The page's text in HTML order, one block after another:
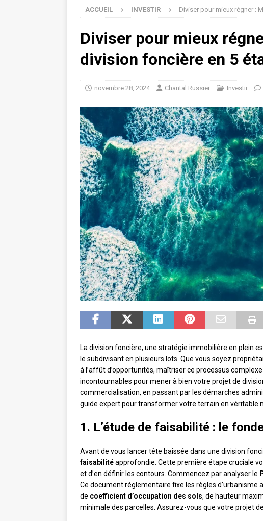
ACCUEIL INVESTIR Diviser pour mieux régner :
Diviser pour mieux
division foncière en 5
novembre 28, 2024 Chantal Russier Investir
La division foncière, une stratégie immobilière en plein
le subdivisant en plusieurs lots. Que vous soyez
à l’affût d’opportunités, maîtriser ce processus
incontournables pour mener à bien votre projet de
commercialisation, en passant par les démarches
guide expert pour transformer votre terrain en véritable
1. L’étude de faisabilité : le
Avant de vous lancer tête baissée dans une division
faisabilitéapprofondie. Cette première étape cruciale
et d’en définir les contours. Commencez par analyser le
Ce document réglementaire fixe les règles
de coefficient d’occupation des sols, de hauteur
minimale des parcelles. Assurez-vous que votre projet